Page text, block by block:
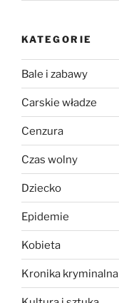
KATEGORIE
Bale i zabawy
Carskie władze
Cenzura
Czas wolny
Dziecko
Epidemie
Kobieta
Kronika kryminalna